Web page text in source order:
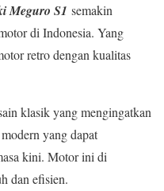
Meguro S1 semakin
di Indonesia. Yang
retro dengan kualitas
klasik yang mengingatkan
yang dapat
kini. Motor ini di
dan efisien.